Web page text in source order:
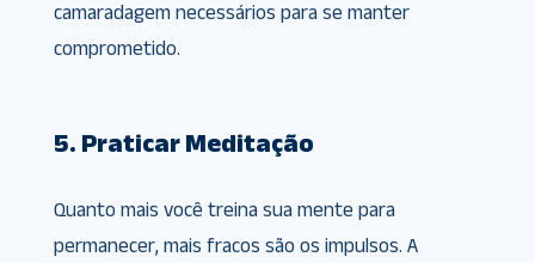
camaradagem necessários para se manter
comprometido.
5. Praticar Meditação
Quanto mais você treina sua mente para
permanecer, mais fracos são os impulsos. A